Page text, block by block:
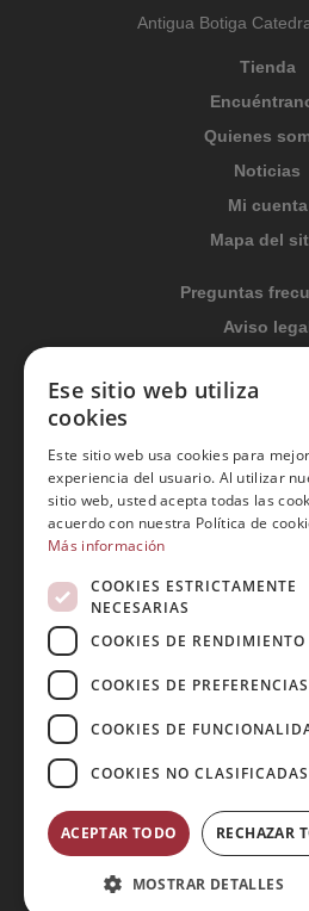
Antigua Botiga
Tienda
Quienes
Noticias
Mi cuenta
Mapa del
Preguntas
Aviso
Condiciones
Política de
Política
Tratamiento de
Carrer del Duc, 12 -
Copyright 2026 © LA HORMIGA DE
reservados.
Ese sitio web utiliza
cookies
Este sitio web usa cookies para
experiencia del usuario. Al utilizar
sitio web, usted acepta todas las
acuerdo con nuestra Política de
Más información
COOKIES ESTRICTAMENTE
NECESARIAS
COOKIES DE RENDIMIENTO
COOKIES DE PREFERENCIAS
COOKIES DE
COOKIES NO CLASIFICADAS
ACEPTAR TODO RECHAZAR
MOSTRAR DETALLES